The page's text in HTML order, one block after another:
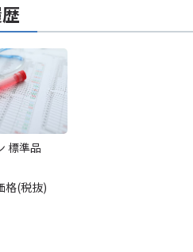
標準品
格(税抜)